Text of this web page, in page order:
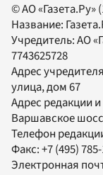
© АО «Газета.Ру»
Название:
Учредитель:АО
7743625728
Адрес
улица, дом 67
Адрес редакции
Варшавское
Телефон
Факс:+7 (495)
Электронная